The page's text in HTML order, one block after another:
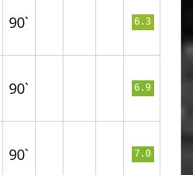
90` 6.3
90` 6.9
90` 7.0